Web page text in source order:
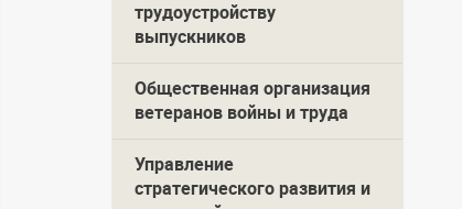
трудоустройству
выпускников
Общественная организация
ветеранов войны и труда
Управление
стратегического развития и